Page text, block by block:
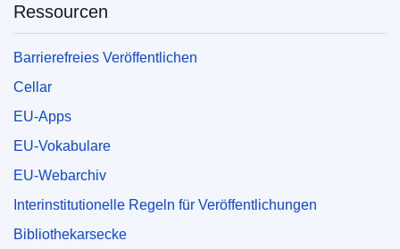
Ressourcen
Barrierefreies Veröffentlichen
Cellar
EU-Apps
EU-Vokabulare
EU-Webarchiv
Interinstitutionelle Regeln für Veröffentlichungen
Bibliothekarsecke